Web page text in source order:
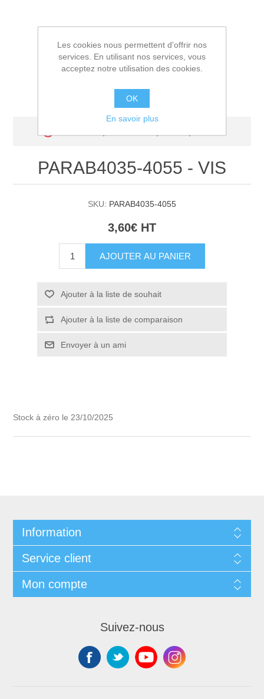
PARAB4035-4055 - VIS
SKU: PARAB4035-4055
3,60€ HT
AJOUTER AU PANIER
Ajouter à la liste de souhait
Ajouter à la liste de comparaison
Envoyer à un ami
Stock à zéro le 23/10/2025
Information
Service client
Mon compte
Suivez-nous
Les cookies nous permettent d'offrir nos
services. En utilisant nos services, vous
acceptez notre utilisation des cookies.
OK
En savoir plus